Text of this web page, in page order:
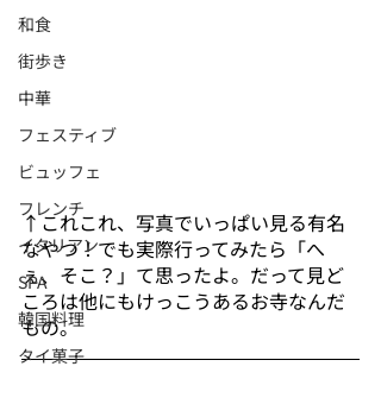
和食
街歩き
中華
フェスティブ
ビュッフェ
フレンチ
イタリアン
SPA
韓国料理
タイ菓子
↑これこれ、写真でいっぱい見る有名
なやつ！でも実際行ってみたら「へ
ぇ、そこ？」て思ったよ。だって見ど
ころは他にもけっこうあるお寺なんだ
もの。